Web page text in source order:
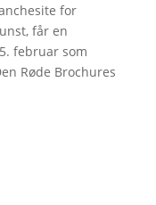
for
får en
februar som
Røde Brochures